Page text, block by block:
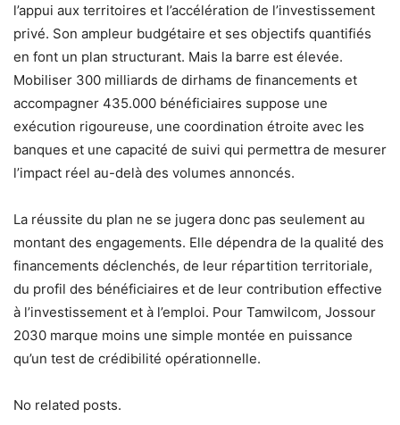
l’appui aux territoires et l’accélération de l’investissement
privé. Son ampleur budgétaire et ses objectifs quantifiés
en font un plan structurant. Mais la barre est élevée.
Mobiliser 300 milliards de dirhams de financements et
accompagner 435.000 bénéficiaires suppose une
exécution rigoureuse, une coordination étroite avec les
banques et une capacité de suivi qui permettra de mesurer
l’impact réel au-delà des volumes annoncés.
La réussite du plan ne se jugera donc pas seulement au
montant des engagements. Elle dépendra de la qualité des
financements déclenchés, de leur répartition territoriale,
du profil des bénéficiaires et de leur contribution effective
à l’investissement et à l’emploi. Pour Tamwilcom, Jossour
2030 marque moins une simple montée en puissance
qu’un test de crédibilité opérationnelle.
No related posts.